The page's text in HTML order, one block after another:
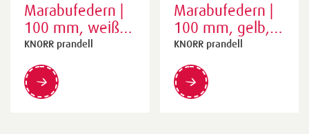
Marabufedern |
100 mm, weiß,
15 Stück
KNORR prandell
Marabufedern |
100 mm, gelb,
15 Stück
KNORR prandell